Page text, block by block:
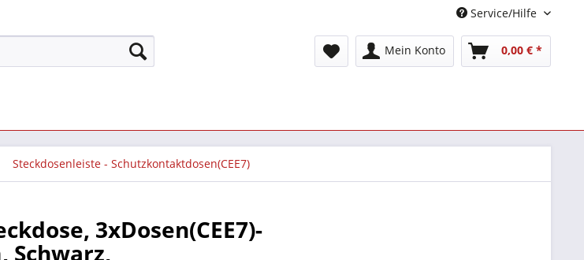
Service/Hilfe
Mein Konto 0,00 € *
Steckdosenleiste - Schutzkontaktdosen(CEE7)
3xDosen(CEE7)-
Schwarz,